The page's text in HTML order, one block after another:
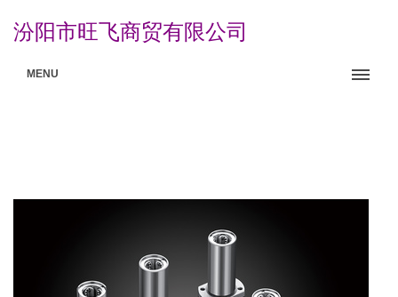
汾阳市旺飞商贸有限公司
MENU